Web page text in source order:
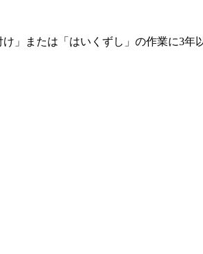
」または「はいくずし」の作業に3年